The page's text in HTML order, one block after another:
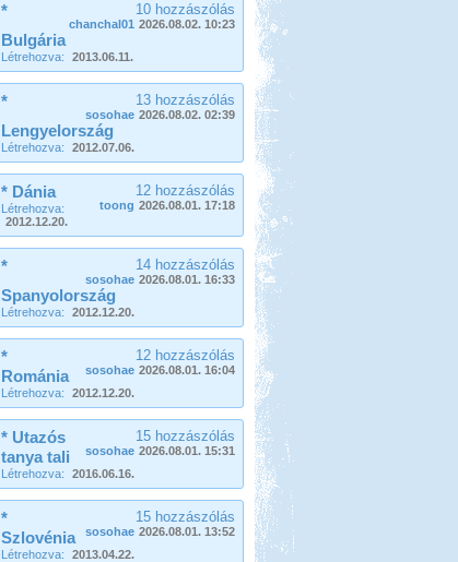
10 hozzászólás
chanchal01 2026.08.02. 10:23
*
Bulgária
Létrehozva: 2013.06.11.
13 hozzászólás
sosohae 2026.08.02. 02:39
*
Lengyelország
Létrehozva: 2012.07.06.
12 hozzászólás
toong 2026.08.01. 17:18
* Dánia
Létrehozva:
2012.12.20.
14 hozzászólás
sosohae 2026.08.01. 16:33
*
Spanyolország
Létrehozva: 2012.12.20.
12 hozzászólás
sosohae 2026.08.01. 16:04
*
Románia
Létrehozva: 2012.12.20.
15 hozzászólás
sosohae 2026.08.01. 15:31
* Utazós
tanya tali
Létrehozva: 2016.06.16.
15 hozzászólás
sosohae 2026.08.01. 13:52
*
Szlovénia
Létrehozva: 2013.04.22.